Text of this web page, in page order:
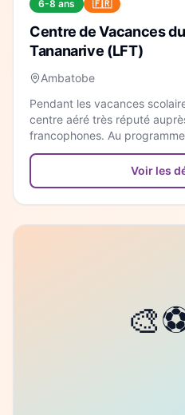
6-8 ans 🇫🇷
Centre de Vacances
Tananarive (LFT)
Ambatobe
Pendant les vacances
centre aéré très réputé
francophones. Au
créatifs et sorties, le tout
Voir les